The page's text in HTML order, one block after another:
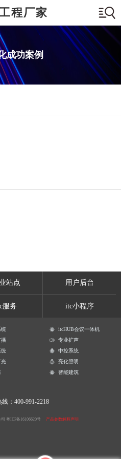
程厂家
成功案例
站点 用户后台
服务 itc小程序
统
itcHUB会议一体机
播
专业扩声
统
中控系统
光
亮化照明
智能建筑
线：400-991-2218
粤ICP备16106620号 产品参数解释声明